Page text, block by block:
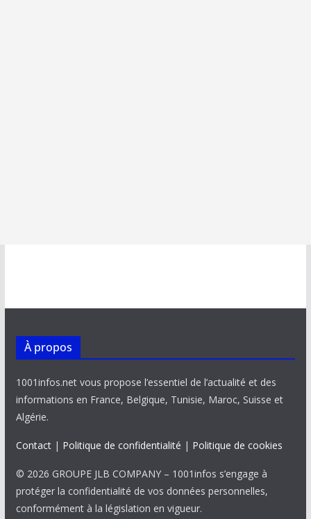
À propos
1001infos.net vous propose l’essentiel de l’actualité et des
informations en France, Belgique, Tunisie, Maroc, Suisse et
Algérie.
Contact| Politique de confidentialité | Politique de cookies
© 2026 GROUPE JLB COMPANY – 1001infos s’engage à
protéger la confidentialité de vos données personnelles,
conformément à la législation en vigueur.